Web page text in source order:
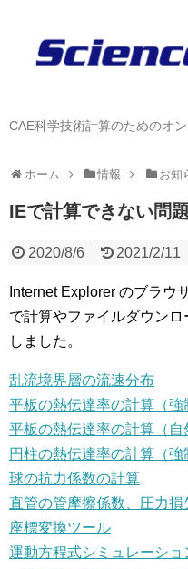
CAE科学技術計算のためのオ
ホーム 情報 お知
IEで計算できない問
2020/8/6 2021/2/11
Internet Explorer のブラウ
で計算やファイルダウン
しました。
乱流境界層の流速分布
平板の熱伝達率の計算（強
平板の熱伝達率の計算（自
円柱の熱伝達率の計算（強
球の抗力係数の計算
直管の管摩擦係数、圧力損
座標変換ツール
運動方程式シミュレーショ